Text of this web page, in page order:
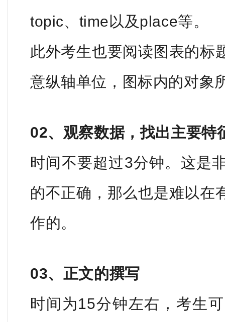
topic、time以及place等。
此外考生也要阅读图表的标
意纵轴单位，图标内的对象
02、观察数据，找出主要特
时间不要超过3分钟。这是
的不正确，那么也是难以在
作的。
03、正文的撰写
时间为15分钟左右，考生